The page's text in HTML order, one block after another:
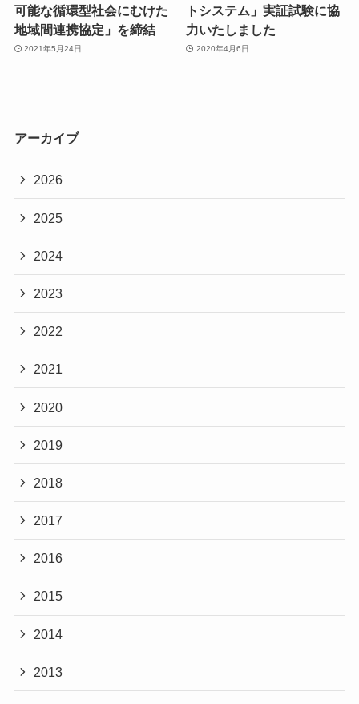
可能な循環型社会にむけた
地域間連携協定」を締結
2021年5月24日
トシステム」実証試験に協
力いたしました
2020年4月6日
アーカイブ
2026
2025
2024
2023
2022
2021
2020
2019
2018
2017
2016
2015
2014
2013